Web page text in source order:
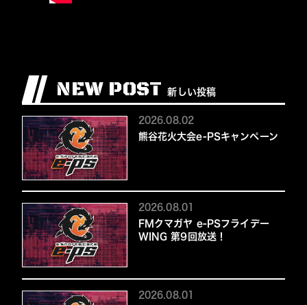
NEW POST 新しい投稿
2026.08.02
熊谷花火大会e-PSキャンペーン
2026.08.01
FMクマガヤ e-PSフライデー
WING 第9回放送！
2026.08.01